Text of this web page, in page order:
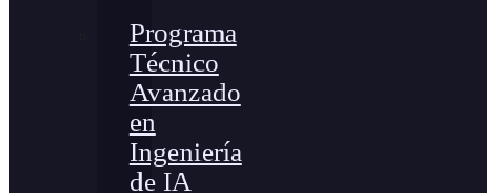
Programa
Técnico
Avanzado
en
Ingeniería
de IA